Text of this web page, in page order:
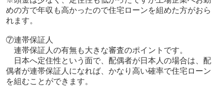
めの方で年収も高かったので住宅ローンを組めた方がおら
れます。
⑦連帯保証人
連帯保証人の有無も大きな審査のポイントです。
日本へ定住性という面で、 配偶者が日本人の場合は、配
偶者が連帯保証人になれば、かなり高い確率で住宅ローン
を組むことができます。